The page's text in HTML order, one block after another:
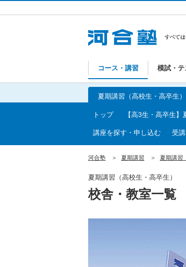
コース・講習 模試・テ
夏期講習（高校生・高卒生）
トップ 【高3生・高卒生
講座を探す・申し込む 受
河合塾 夏期講習 夏期講習
校舎・教室一覧
夏期講習（高校生・高卒生）